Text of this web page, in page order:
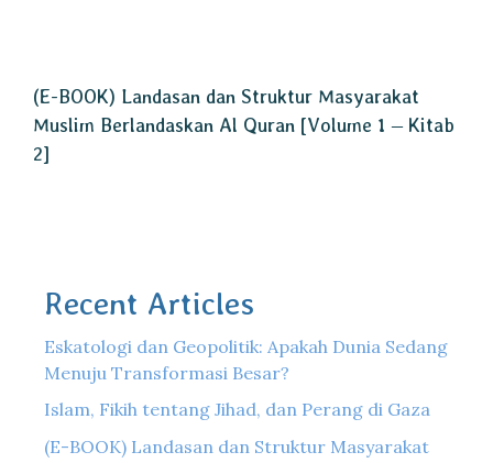
(E-BOOK) Landasan dan Struktur Masyarakat
Muslim Berlandaskan Al Quran [Volume 1 – Kitab
2]
Recent Articles
Eskatologi dan Geopolitik: Apakah Dunia Sedang
Menuju Transformasi Besar?
Islam, Fikih tentang Jihad, dan Perang di Gaza
(E-BOOK) Landasan dan Struktur Masyarakat